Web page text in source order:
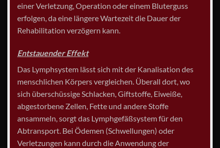
einer Verletzung, Operation oder einem Bluterguss
erfolgen, da eine längere Wartezeit die Dauer der
Rehabilitation verzögern kann.
Entstauender Effekt
Das Lymphsystem lässt sich mit der Kanalisation des
menschlichen Körpers vergleichen. Überall dort, wo
sich überschüssige Schlacken, Giftstoffe, Eiweiße,
abgestorbene Zellen, Fette und andere Stoffe
ansammeln, sorgt das Lymphgefäßsystem für den
Abtransport. Bei Ödemen (Schwellungen) oder
Verletzungen kann durch die Anwendung der